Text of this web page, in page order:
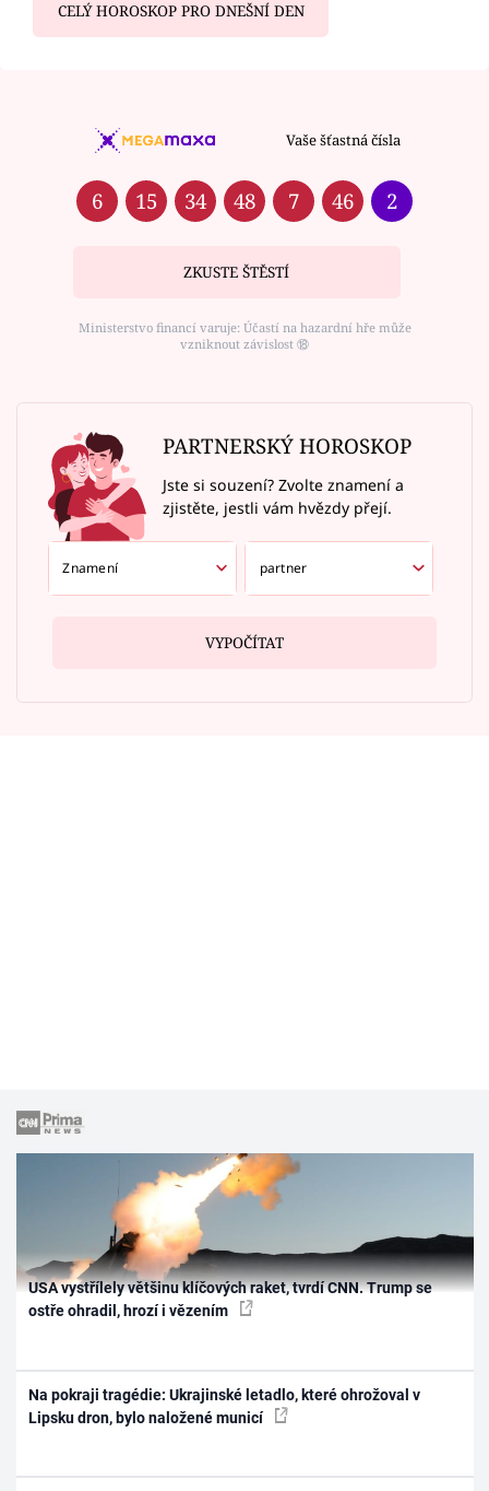
CELÝ HOROSKOP PRO DNEŠNÍ DEN
Vaše šťastná čísla
6 15 34 48 7 46 2
ZKUSTE ŠTĚSTÍ
Ministerstvo financí varuje: Účastí na hazardní hře může
vzniknout závislost ⑱
PARTNERSKÝ HOROSKOP
Jste si souzení? Zvolte znamení a
zjistěte, jestli vám hvězdy přejí.
VYPOČÍTAT
USA vystřílely většinu klíčových raket, tvrdí CNN. Trump se
ostře ohradil, hrozí i vězením
Na pokraji tragédie: Ukrajinské letadlo, které ohrožoval v
Lipsku dron, bylo naložené municí